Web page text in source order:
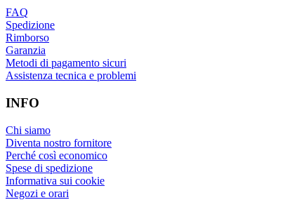
FAQ
Spedizione
Rimborso
Garanzia
Metodi di pagamento sicuri
Assistenza tecnica e problemi
INFO
Chi siamo
Diventa nostro fornitore
Perché così economico
Spese di spedizione
Informativa sui cookie
Negozi e orari